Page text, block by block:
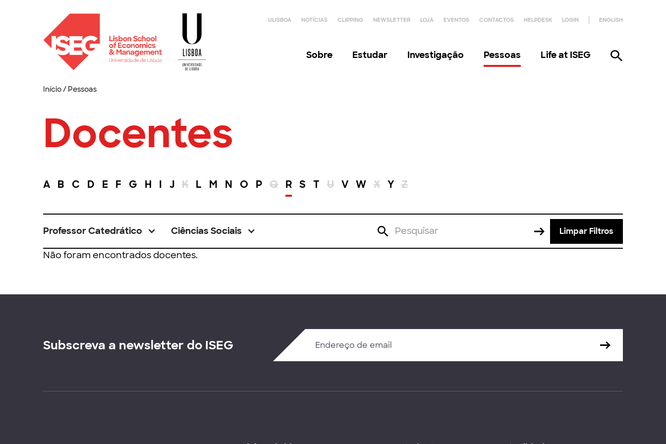
ULISBOA NOTÍCIAS CLIPPING NEWSLETTER LOJA EVENTOS CONTACTOS HELPDESK LOGIN ENGLISH
Sobre Estudar Investigação Pessoas Life at ISEG
Início/ Pessoas
Docentes
A B C D E F G H I J K L M N O P Q R S T U V W X Y Z
Professor Catedrático Ciências Sociais Limpar Filtros
Não foram encontrados docentes.
Subscreva a newsletter do ISEG